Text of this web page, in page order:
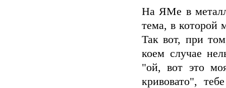
На ЯМе в
тема, в которой
Так вот, при
коем случае
"ой, вот это
кривовато",